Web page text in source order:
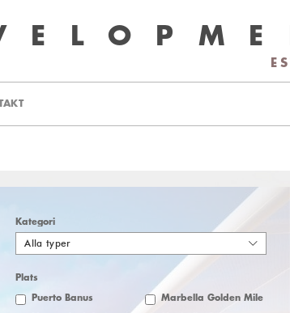
Kategori
Alla typer
Plats
Puerto Banus Marbella Golden Mile